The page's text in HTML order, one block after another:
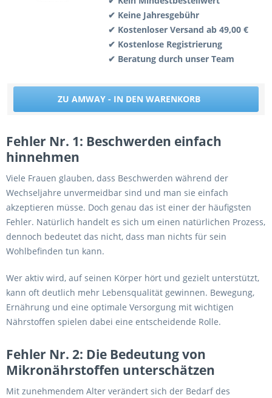
✔ Keine Jahresgebühr
✔ Kostenloser Versand ab 49,00 €
✔ Kostenlose Registrierung
✔ Beratung durch unser Team
ZU AMWAY - IN DEN WARENKORB
Fehler Nr. 1: Beschwerden einfach
hinnehmen
Viele Frauen glauben, dass Beschwerden während der
Wechseljahre unvermeidbar sind und man sie einfach
akzeptieren müsse. Doch genau das ist einer der häufigsten
Fehler. Natürlich handelt es sich um einen natürlichen Prozess,
dennoch bedeutet das nicht, dass man nichts für sein
Wohlbefinden tun kann.
Wer aktiv wird, auf seinen Körper hört und gezielt unterstützt,
kann oft deutlich mehr Lebensqualität gewinnen. Bewegung,
Ernährung und eine optimale Versorgung mit wichtigen
Nährstoffen spielen dabei eine entscheidende Rolle.
Fehler Nr. 2: Die Bedeutung von
Mikronährstoffen unterschätzen
Mit zunehmendem Alter verändert sich der Bedarf des